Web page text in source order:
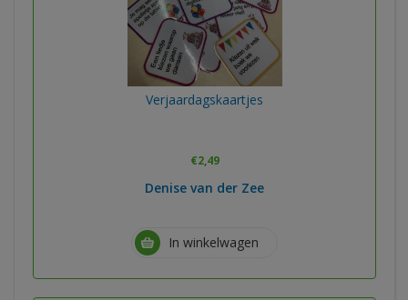
Verjaardagskaartjes
€2,49
Denise van der Zee
In winkelwagen